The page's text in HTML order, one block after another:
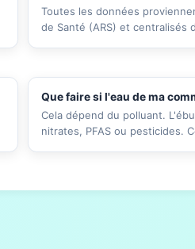
Toutes les données
de Santé (ARS) et centralisés
Que faire si l'eau de ma
Cela dépend du polluant.
nitrates, PFAS ou pesticides.